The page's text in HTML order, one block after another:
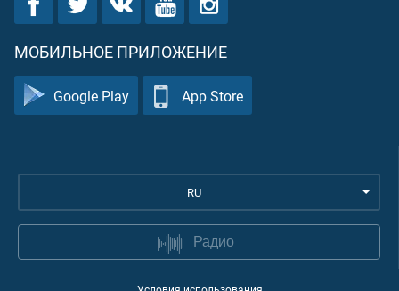
МОБИЛЬНОЕ ПРИЛОЖЕНИЕ
Google Play App Store
RU
Радио